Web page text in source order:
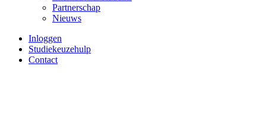
Partnerschap
Nieuws
Inloggen
Studiekeuzehulp
Contact